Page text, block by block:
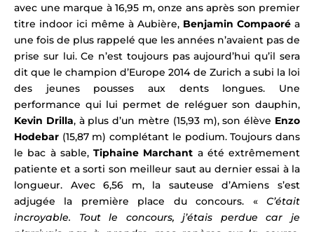
avec une marque à 16,95 m, onze ans après son premier
titre indoor ici même à Aubière, Benjamin Compaoré a
une fois de plus rappelé que les années n’avaient pas de
prise sur lui.Ce n’est toujours pas aujourd’hui qu’il sera
dit que le champion d’Europe 2014 de Zurich a subi la loi
des jeunes pousses aux dents longues. Une
performance qui lui permet de reléguer son dauphin,
Kevin Drilla, à plus d’un mètre (15,93 m), son élève Enzo
Hodebar (15,87 m)complétant le podium.Toujours dans
le bac à sable, Tiphaine Marchant a été extrêmement
patiente et a sorti son meilleur saut au dernier essai à la
longueur. Avec 6,56 m, la sauteuse d’Amiens s’est
adjugée la première place du concours. « C’était
incroyable. Tout le concours, j’étais perdue car je